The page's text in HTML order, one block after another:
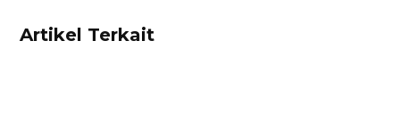
Artikel Terkait